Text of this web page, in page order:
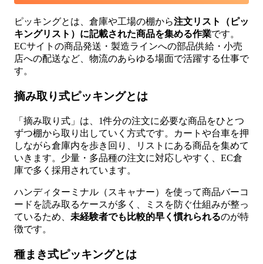
ピッキングとは、倉庫や工場の棚から注文リスト（ピッ
キングリスト）に記載された商品を集める作業です。
ECサイトの商品発送・製造ラインへの部品供給・小売
店への配送など、物流のあらゆる場面で活躍する仕事で
す。
摘み取り式ピッキングとは
「摘み取り式」は、1件分の注文に必要な商品をひとつ
ずつ棚から取り出していく方式です。カートや台車を押
しながら倉庫内を歩き回り、リストにある商品を集めて
いきます。少量・多品種の注文に対応しやすく、EC倉
庫で多く採用されています。
ハンディターミナル（スキャナー）を使って商品バーコ
ードを読み取るケースが多く、ミスを防ぐ仕組みが整っ
ているため、 未経験者でも比較的早く慣れられるのが特
徴です。
種まき式ピッキングとは